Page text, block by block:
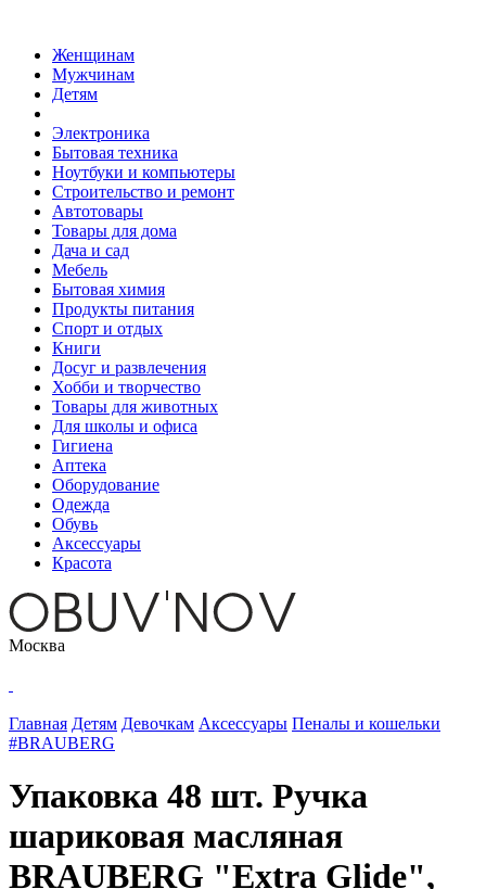
Женщинам
Мужчинам
Детям
Электроника
Бытовая техника
Ноутбуки и компьютеры
Строительство и ремонт
Автотовары
Товары для дома
Дача и сад
Мебель
Бытовая химия
Продукты питания
Спорт и отдых
Книги
Досуг и развлечения
Хобби и творчество
Товары для животных
Для школы и офиса
Гигиена
Аптека
Оборудование
Одежда
Обувь
Аксессуары
Красота
Москва
Главная Детям Девочкам Аксессуары Пеналы и кошельки
#BRAUBERG
Упаковка 48 шт. Ручка
шариковая масляная
BRAUBERG "Extra Glide",